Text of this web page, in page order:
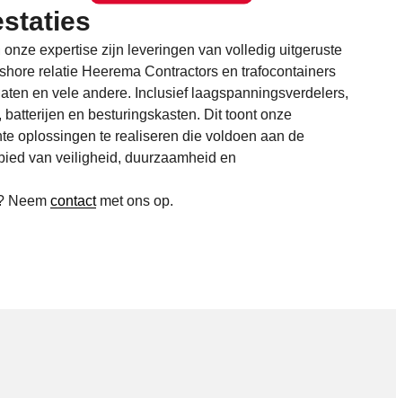
expertise zijn leveringen van volledig uitgeruste
relatie Heerema Contractors en trafocontainers
en vele andere. Inclusief laagspanningsverdelers,
en besturingskasten. Dit toont onze
oplossingen te realiseren die voldoen aan de
van veiligheid, duurzaamheid en
Neem contactmet ons op.